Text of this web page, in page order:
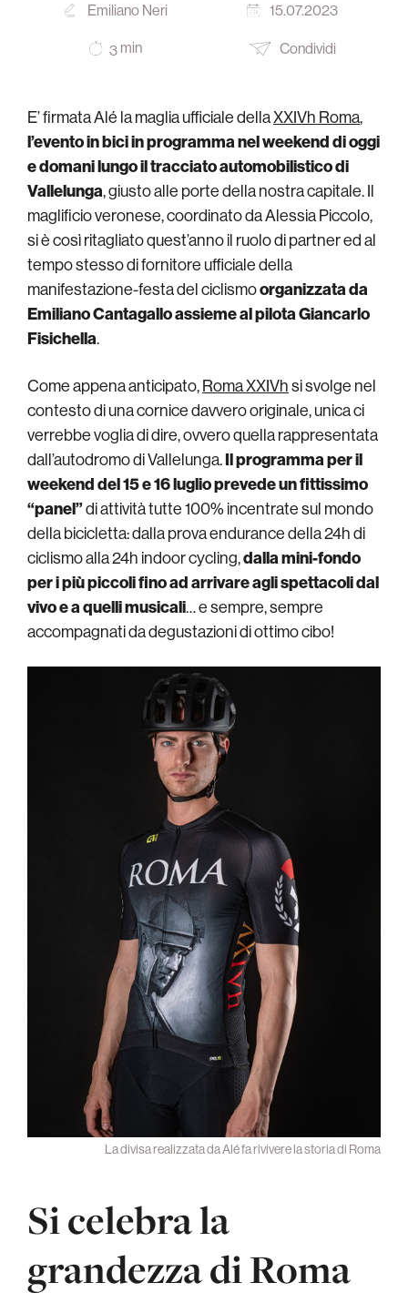
Emiliano Neri 15.07.2023
3 min Condividi
E’ firmata Alé la maglia ufficiale dellaXXIVh Roma,
l’evento in bici in programma nel weekend di oggi
e domani lungo il tracciato automobilistico di
Vallelunga, giusto alle porte della nostra capitale. Il
maglificio veronese, coordinato da Alessia Piccolo,
si è così ritagliato quest’anno il ruolo di partner ed al
tempo stesso di fornitore ufficiale della
manifestazione-festa del ciclismoorganizzata da
Emiliano Cantagallo assieme al pilota Giancarlo
Fisichella.
Come appena anticipato,Roma XXIVhsi svolge nel
contesto di una cornice davvero originale, unica ci
verrebbe voglia di dire, ovvero quella rappresentata
dall’autodromo di Vallelunga.Il programma per il
weekend del 15 e 16 luglio prevede un fittissimo
“panel”di attività tutte 100% incentrate sul mondo
della bicicletta: dalla prova endurance della 24h di
ciclismo alla 24h indoor cycling,dalla mini-fondo
per i più piccoli fino ad arrivare agli spettacoli dal
vivo e a quelli musicali… e sempre, sempre
accompagnati da degustazioni di ottimo cibo!
La divisa realizzata da Alé fa rivivere la storia di Roma
Si celebra la
grandezza di Roma